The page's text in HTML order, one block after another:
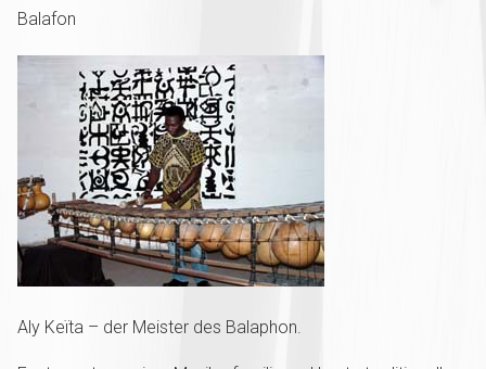
Balafon
Aly Keïta – der Meister des Balaphon.